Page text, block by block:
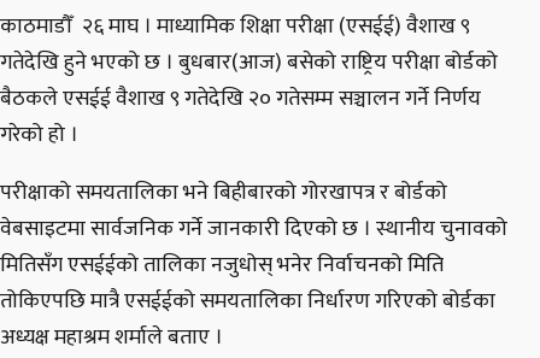
काठमाडौँ २६ माघ । माध्यामिक शिक्षा परीक्षा (एसईई) वैशाख ९
गतेदेखि हुने भएको छ । बुधबार(आज) बसेको राष्ट्रिय परीक्षा बोर्डको
बैठकले एसईई वैशाख ९ गतेदेखि २० गतेसम्म सञ्चालन गर्ने निर्णय
गरेको हो ।
परीक्षाको समयतालिका भने बिहीबारको गोरखापत्र र बोर्डको
वेबसाइटमा सार्वजनिक गर्ने जानकारी दिएको छ । स्थानीय चुनावको
मितिसँग एसईईको तालिका नजुधोस् भनेर निर्वाचनको मिति
तोकिएपछि मात्रै एसईईको समयतालिका निर्धारण गरिएको बोर्डका
अध्यक्ष महाश्रम शर्माले बताए ।